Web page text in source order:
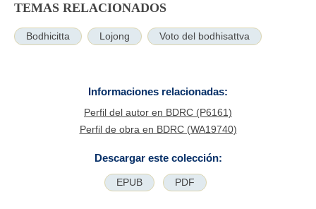
TEMAS RELACIONADOS
Bodhicitta Lojong Voto del bodhisattva
Informaciones relacionadas:
Perfil del autor en BDRC (P6161)
Perfil de obra en BDRC (WA19740)
Descargar este colección:
EPUB PDF